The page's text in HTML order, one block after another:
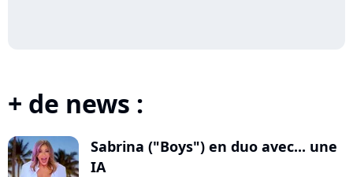
+ de news :
Sabrina ("Boys") en duo avec... une
IA